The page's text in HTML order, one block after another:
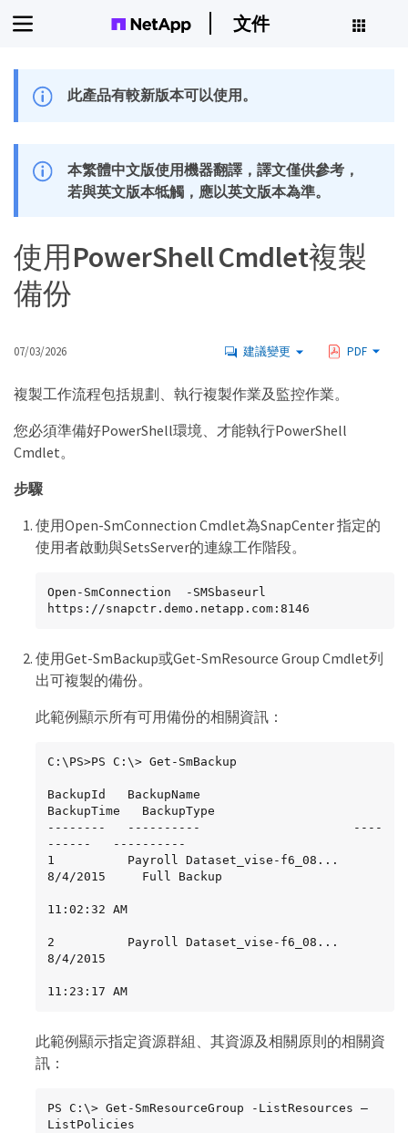
文件
此產品有較新版本可以使用。
本繁體中文版使用機器翻譯，譯文僅供參考，
若與英文版本牴觸，應以英文版本為準。
使用PowerShell Cmdlet複製
備份
07/03/2026 建議變更 PDF
複製工作流程包括規劃、執行複製作業及監控作業。
您必須準備好PowerShell環境、才能執行PowerShell
Cmdlet。
步驟
使用Open-SmConnection Cmdlet為SnapCenter 指定的
使用者啟動與SetsServer的連線工作階段。
Open-SmConnection  -SMSbaseurl
https://snapctr.demo.netapp.com:8146
使用Get-SmBackup或Get-SmResource Group Cmdlet列
出可複製的備份。
此範例顯示所有可用備份的相關資訊：
C:\PS>PS C:\> Get-SmBackup
BackupId   BackupName
BackupTime   BackupType
--------   ----------                     ----
------   ----------
1          Payroll Dataset_vise-f6_08...
8/4/2015     Full Backup
11:02:32 AM
2          Payroll Dataset_vise-f6_08...
8/4/2015
11:23:17 AM
此範例顯示指定資源群組、其資源及相關原則的相關資
訊：
PS C:\> Get-SmResourceGroup -ListResources –
ListPolicies